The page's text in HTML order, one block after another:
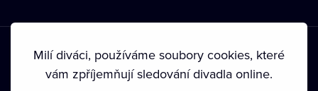
Milí diváci, používáme soubory cookies, které
vám zpříjemňují sledování divadla online.